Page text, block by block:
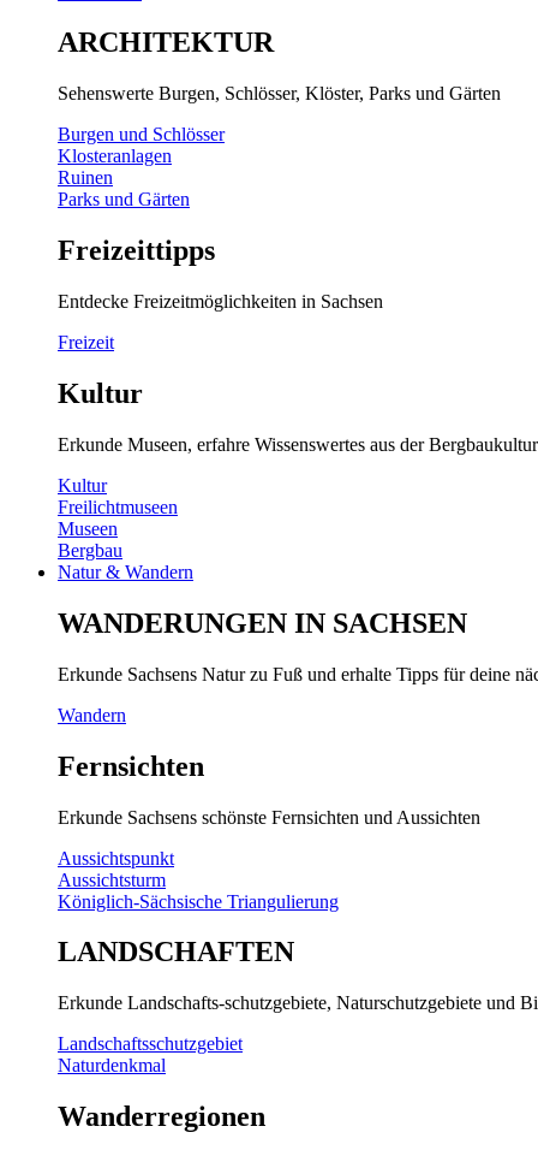
ARCHITEKTUR
Sehenswerte Burgen, Schlösser, Klöster, Parks und Gärten
Burgen und Schlösser
Klosteranlagen
Ruinen
Parks und Gärten
Freizeittipps
Entdecke Freizeitmöglichkeiten in Sachsen
Freizeit
Kultur
Erkunde Museen, erfahre Wissenswertes aus der
Kultur
Freilichtmuseen
Museen
Bergbau
Natur & Wandern
WANDERUNGEN IN SACHSEN
Erkunde Sachsens Natur zu Fuß und erhalte Tipps für deine
Wandern
Fernsichten
Erkunde Sachsens schönste Fernsichten und Aussichten
Aussichtspunkt
Aussichtsturm
Königlich-Sächsische Triangulierung
LANDSCHAFTEN
Erkunde Landschafts-schutzgebiete, Naturschutzgebiete und
Landschaftsschutzgebiet
Naturdenkmal
Wanderregionen